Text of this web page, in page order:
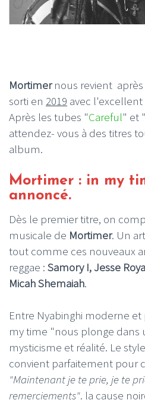
Mortimernous revient après
sorti en 2019 avec l'excellent
Après les tubes "Careful" et "
attendez- vous à des titres
album.
Mortimer : in my
annoncé.
Dès le premier titre, on
musicale de Mortimer. Un
tout comme ces nouveaux
reggae : Samory I, Jesse
Micah Shemaiah.
Entre Nyabinghi moderne
my time "nous plonge
mysticisme et réalité. Le
convient parfaitement pour
"Maintenant je te prie, je te
remerciements". la cause